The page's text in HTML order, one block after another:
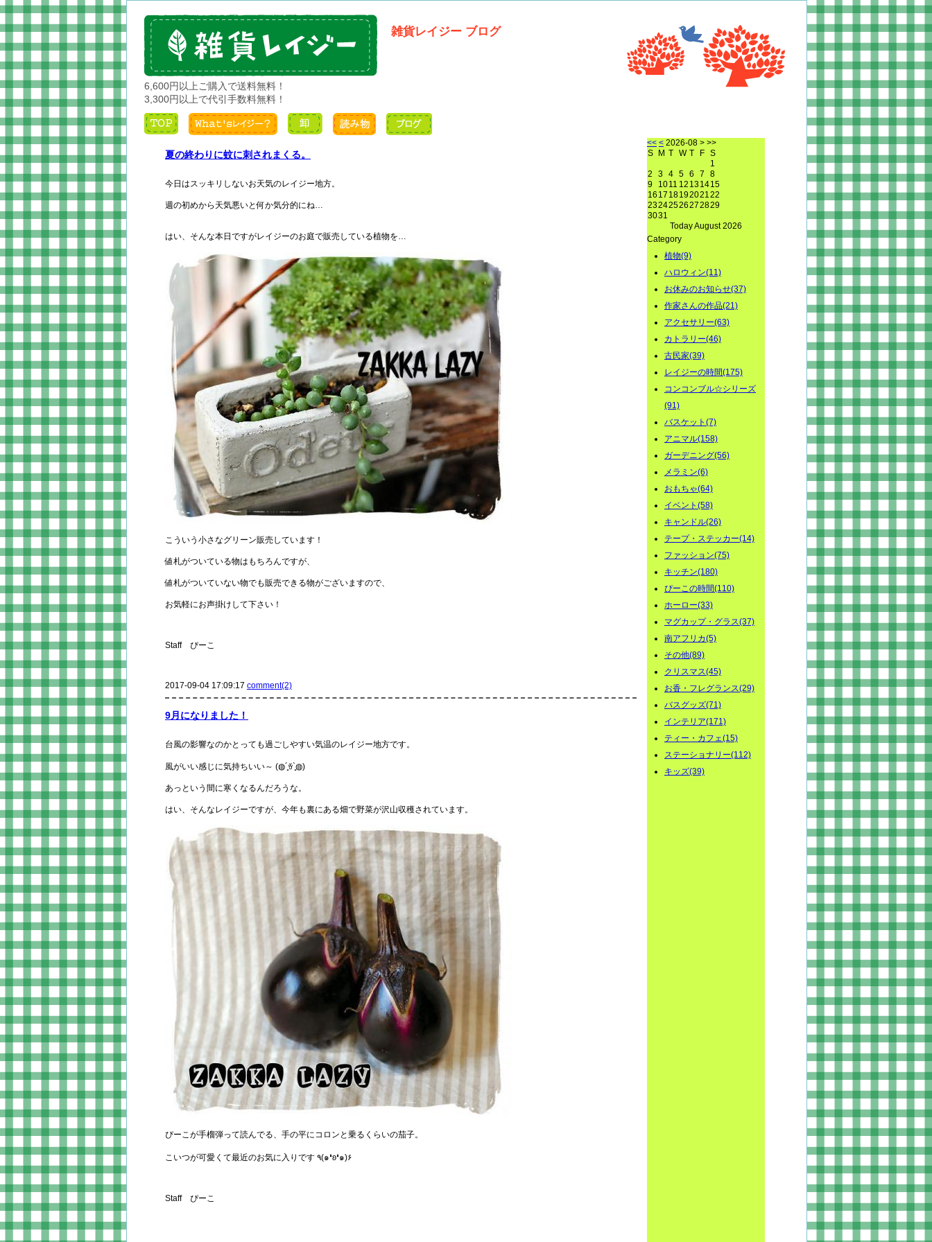
雑貨レイジー ブログ
6,600円以上ご購入で送料無料！
3,300円以上で代引手数料無料！
夏の終わりに蚊に刺されまくる。
今日はスッキリしないお天気のレイジー地方。
週の初めから天気悪いと何か気分的にね…
はい、そんな本日ですがレイジーのお庭で販売している植物を…
こういう小さなグリーン販売しています！
値札がついている物はもちろんですが、
値札がついていない物でも販売できる物がございますので、
お気軽にお声掛けして下さい！
Staff ぴーこ
2017-09-04 17:09:17 comment(2)
9月になりました！
台風の影響なのかとっても過ごしやすい気温のレイジー地方です。
風がいい感じに気持ちいい～ (◍´͈ꈊ`͈◍)
あっという間に寒くなるんだろうな。
はい、そんなレイジーですが、今年も裏にある畑で野菜が沢山収穫されています。
ぴーこが手榴弾って読んでる、手の平にコロンと乗るくらいの茄子。
こいつが可愛くて最近のお気に入りです ٩(๑❛ʚ❛๑)۶
Staff ぴーこ
<< < 2026-08 > >>
S
M T W T F S
1
2
3 4 5 6 7
8
9
1011 12 131415
16 17 1819202122
23242526272829
3031
Today August 2026
Category
植物(9)
ハロウィン(11)
お休みのお知らせ(37)
作家さんの作品(21)
アクセサリー(63)
カトラリー(46)
古民家(39)
レイジーの時間(175)
コンコンブル☆シリーズ
(91)
バスケット(7)
アニマル(158)
ガーデニング(56)
メラミン(6)
おもちゃ(64)
イベント(58)
キャンドル(26)
テープ・ステッカー(14)
ファッション(75)
キッチン(180)
ぴーこの時間(110)
ホーロー(33)
マグカップ・グラス(37)
南アフリカ(5)
その他(89)
クリスマス(45)
お香・フレグランス(29)
バスグッズ(71)
インテリア(171)
ティー・カフェ(15)
ステーショナリー(112)
キッズ(39)